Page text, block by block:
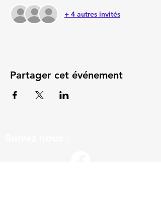
+ 4 autres invités
Partager cet événement